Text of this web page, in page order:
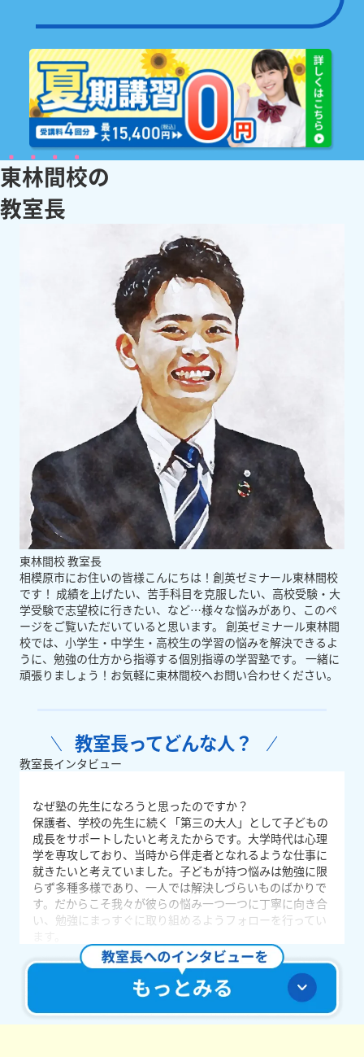
東林間校の
教室長
東林間校 教室長
相模原市にお住いの皆様こんにちは！創英ゼミナール東林間校
です！ 成績を上げたい、苦手科目を克服したい、高校受験・大
学受験で志望校に行きたい、など…様々な悩みがあり、このペ
ージをご覧いただいていると思います。 創英ゼミナール東林間
校では、小学生・中学生・高校生の学習の悩みを解決できるよ
うに、勉強の仕方から指導する個別指導の学習塾です。 一緒に
頑張りましょう！お気軽に東林間校へお問い合わせください。
教室長ってどんな人？
教室長インタビュー
なぜ塾の先生になろうと思ったのですか？
保護者、学校の先生に続く「第三の大人」として子どもの
成長をサポートしたいと考えたからです。大学時代は心理
学を専攻しており、当時から伴走者となれるような仕事に
就きたいと考えていました。子どもが持つ悩みは勉強に限
らず多種多様であり、一人では解決しづらいものばかりで
す。だからこそ我々が彼らの悩み一つ一つに丁寧に向き合
い、勉強にまっすぐに取り組めるようフォローを行ってい
授業や日頃の生徒との関わりの中で、どんなことを意識し
ていますか？
生徒の些細な変化も見逃さず、たくさん褒めることを意識
しています。例えば昨日×がついた問題を今日やり直して
○になったら、生徒以上に喜びます。問題の難易度や向き